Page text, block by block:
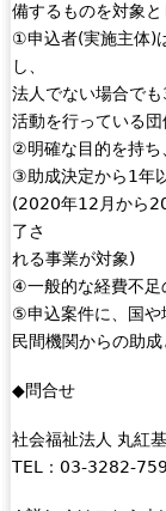
備するものを対象と
①申込者(実施主体)
し、
法人でない場合で
活動を行っている
②明確な目的を持ち
③助成決定から1年
(2020年12月から
了さ
れる事業が対象)
④一般的な経費不足
⑤申込案件に、国や
民間機関からの助
◆問合せ
社会福祉法人 丸紅
TEL：03-3282-